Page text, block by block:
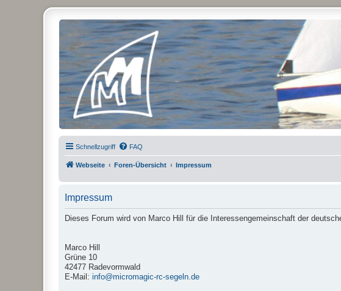
Micro Magic Forum Deutschland
Schnellzugriff FAQ
Webseite Foren-Übersicht Impressum
Impressum
Dieses Forum wird von Marco Hill für die Interessengemeinschaft der
Marco Hill
Grüne 10
42477 Radevormwald
E-Mail: info@micromagic-rc-segeln.de